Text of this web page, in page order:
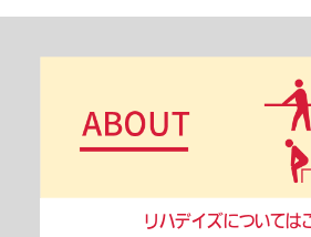
リハデイズについては